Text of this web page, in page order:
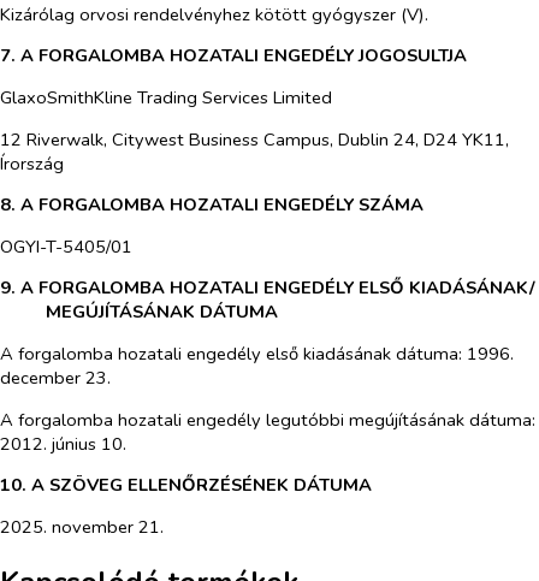
Kizárólag orvosi rendelvényhez kötött gyógyszer (V).
7. A FORGALOMBA HOZATALI ENGEDÉLY JOGOSULTJA
GlaxoSmithKline Trading Services Limited
12 Riverwalk, Citywest Business Campus, Dublin 24, D24 YK11,
Írország
8. A FORGALOMBA HOZATALI ENGEDÉLY SZÁMA
OGYI-T-5405/01
9. A FORGALOMBA HOZATALI ENGEDÉLY ELSŐ KIADÁSÁNAK/
MEGÚJÍTÁSÁNAK DÁTUMA
A forgalomba hozatali engedély első kiadásának dátuma: 1996.
december 23.
A forgalomba hozatali engedély legutóbbi megújításának dátuma:
2012. június 10.
10. A SZÖVEG ELLENŐRZÉSÉNEK DÁTUMA
2025. november 21.